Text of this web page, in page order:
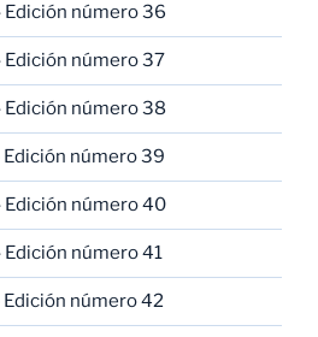
Edición número 36
Edición número 37
Edición número 38
Edición número 39
Edición número 40
número 41
Edición número 42